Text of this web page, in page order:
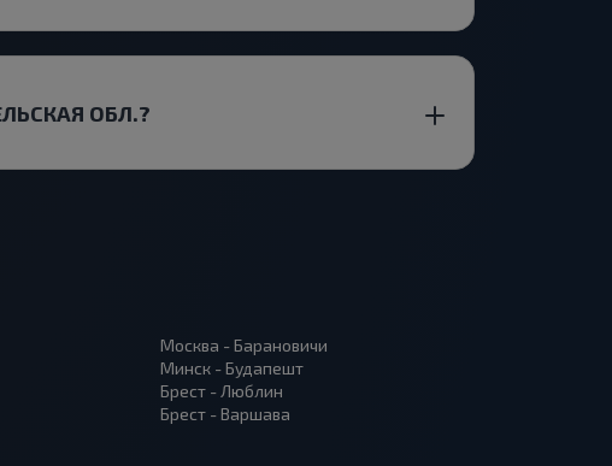
ОБЛ.?
Москва - Барановичи
Минск - Будапешт
Брест - Люблин
Брест - Варшава